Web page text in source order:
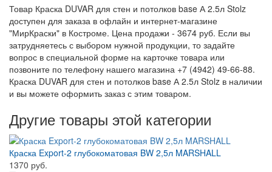
Товар Краска DUVAR для стен и потолков base А 2.5л Stolz
доступен для заказа в офлайн и интернет-магазине
"МирКраски" в Костроме. Цена продажи - 3674 руб. Если вы
затрудняетесь с выбором нужной продукции, то задайте
вопрос в специальной форме на карточке товара или
позвоните по телефону нашего магазина +7 (4942) 49-66-88.
Краска DUVAR для стен и потолков base А 2.5л Stolz в наличии
и вы можете оформить заказ с этим товаром.
Другие товары этой категории
Краска Export-2 глубокоматовая BW 2,5л MARSHALL
1370 руб.